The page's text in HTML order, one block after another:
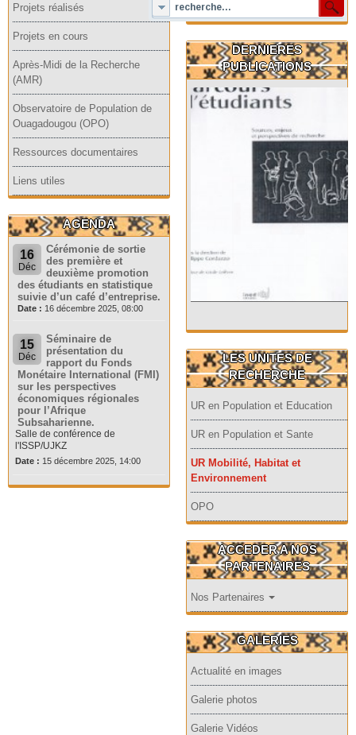
Projets réalisés
Projets en cours
Après-Midi de la Recherche
(AMR)
Observatoire de Population de
Ouagadougou (OPO)
Ressources documentaires
Liens utiles
AGENDA
16
Déc
Cérémonie de sortie
des première et
deuxième promotion
des étudiants en statistique
suivie d’un café d’entreprise.
Date : 16 décembre 2025, 08:00
15
Déc
Séminaire de
présentation du
rapport du Fonds
Monétaire International (FMI)
sur les perspectives
économiques régionales
pour l’Afrique
Subsaharienne.
Salle de conférence de
l'ISSP/UJKZ
Date : 15 décembre 2025, 14:00
DERNIERES
PUBLICATIONS
LES UNITES DE
RECHERCHE
UR en Population et Education
UR en Population et Sante
UR Mobilité, Habitat et
Environnement
OPO
ACCEDER A NOS
PARTENAIRES
Nos Partenaires
GALERIES
Actualité en images
Galerie photos
Galerie Vidéos